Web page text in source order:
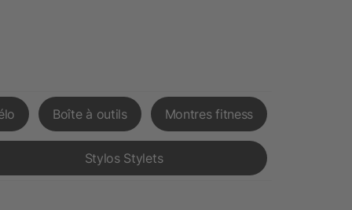
Boîte à outils Montres fitness
Stylos Stylets